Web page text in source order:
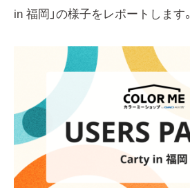
in 福岡」の様子をレポートします。